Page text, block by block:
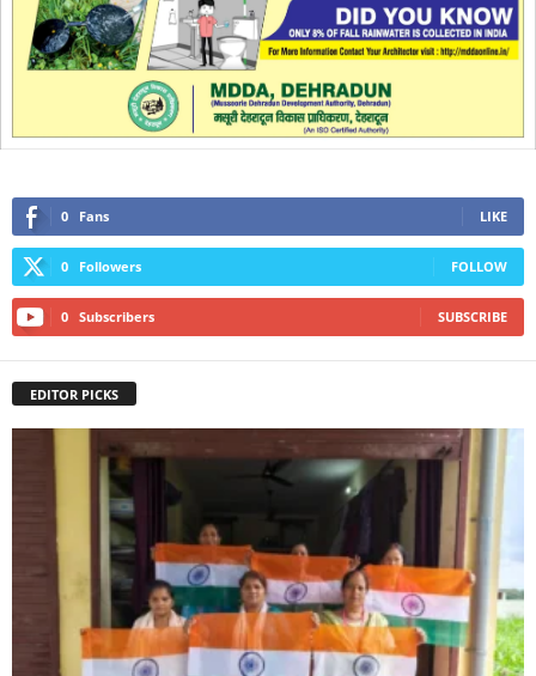
0 Fans LIKE
0 Followers FOLLOW
0 Subscribers SUBSCRIBE
EDITOR PICKS